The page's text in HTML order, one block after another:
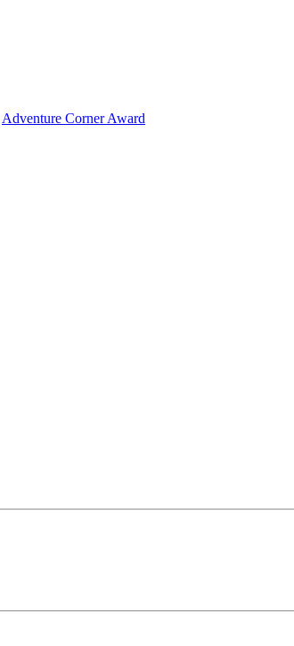
Adventure Corner Award